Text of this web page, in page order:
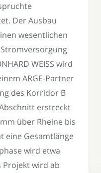
Der Ausbau
wesentlichen
WEISS wird
ARGE-Partner
des Korridor B
erstreckt
über Rheine bis
eine Gesamtlänge
wird etwa
Projekt wird ab